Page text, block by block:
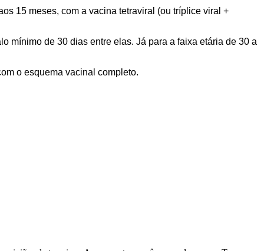
15 meses, com a vacina tetraviral (ou tríplice viral +
mínimo de 30 dias entre elas. Já para a faixa etária de 30 a
o esquema vacinal completo.